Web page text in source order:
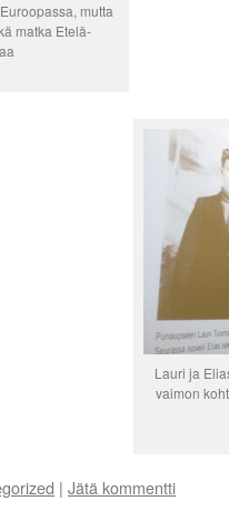
mutta
matka Etelä-
Lauri ja
vaimon
| Jätä kommentti